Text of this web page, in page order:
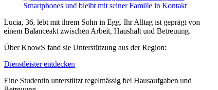
Lucia, 36, lebt mit ihrem Sohn in Egg. Ihr Alltag ist geprägt von
einem Balanceakt zwischen Arbeit, Haushalt und Betreuung.
Über KnowS fand sie Unterstützung aus der Region:
Dienstleister entdecken
Eine Studentin unterstützt regelmässig bei Hausaufgaben und